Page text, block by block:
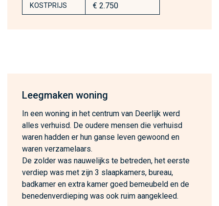
KOSTPRIJS € 2.750
Leegmaken woning
In een woning in het centrum van Deerlijk werd
alles verhuisd. De oudere mensen die verhuisd
waren hadden er hun ganse leven gewoond en
waren verzamelaars.
De zolder was nauwelijks te betreden, het eerste
verdiep was met zijn 3 slaapkamers, bureau,
badkamer en extra kamer goed bemeubeld en de
benedenverdieping was ook ruim aangekleed.